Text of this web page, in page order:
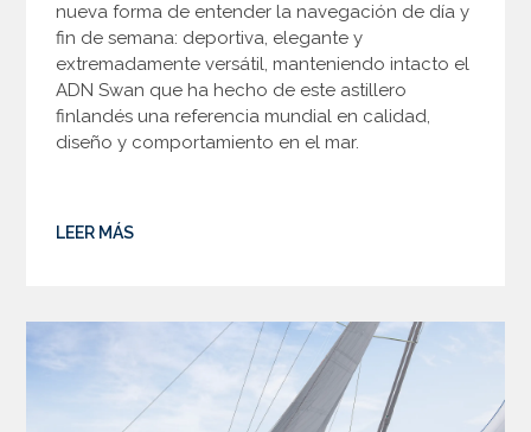
nueva forma de entender la navegación de día y
fin de semana: deportiva, elegante y
extremadamente versátil, manteniendo intacto el
ADN Swan que ha hecho de este astillero
finlandés una referencia mundial en calidad,
diseño y comportamiento en el mar.
LEER MÁS